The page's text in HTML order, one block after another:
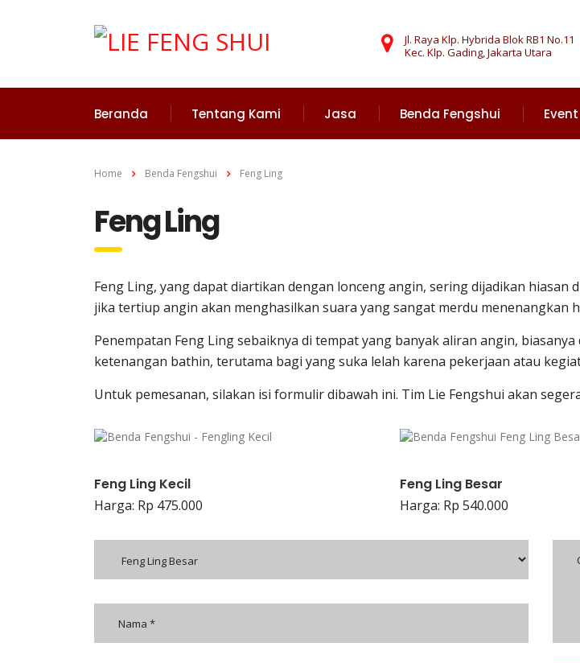
Jl. Raya Klp. Hybrida Blok RB1 No.11
Kec. Klp. Gading, Jakarta Utara
Beranda Tentang Kami Jasa Benda Fengshui Event
Home Benda Fengshui Feng Ling
Feng Ling
Feng Ling, yang dapat diartikan dengan lonceng angin, sering dijadikan
jika tertiup angin akan menghasilkan suara yang sangat merdu menenangkan
Penempatan Feng Ling sebaiknya di tempat yang banyak aliran angin,
ketenangan bathin, terutama bagi yang suka lelah karena pekerjaan atau
Untuk pemesanan, silakan isi formulir dibawah ini. Tim Lie Fengshui akan
Feng Ling Kecil
Harga: Rp 475.000
Feng Ling Besar
Harga: Rp 540.000